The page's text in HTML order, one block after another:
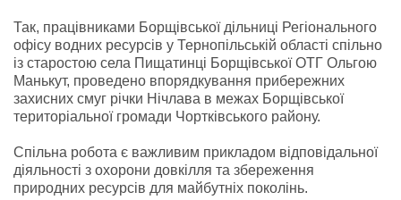
Так, працівниками Борщівської дільниці Регіонального
офісу водних ресурсів у Тернопільській області спільно
із старостою села Пищатинці Борщівської ОТГ Ольгою
Манькут, проведено впорядкування прибережних
захисних смуг річки Нічлава в межах Борщівської
територіальної громади Чортківського району.
Спільна робота є важливим прикладом відповідальної
діяльності з охорони довкілля та збереження
природних ресурсів для майбутніх поколінь.